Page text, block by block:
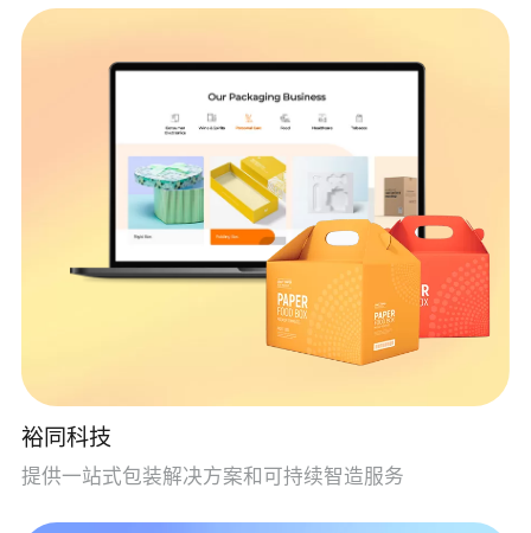
裕同科技
提供一站式包装解决方案和可持续智造服务